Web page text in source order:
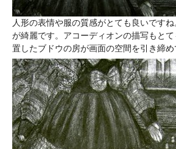
人形の表情や服の質感がとても良いです
が綺麗です。アコーディオンの描写もと
置したブドウの房が画面の空間を引き締め